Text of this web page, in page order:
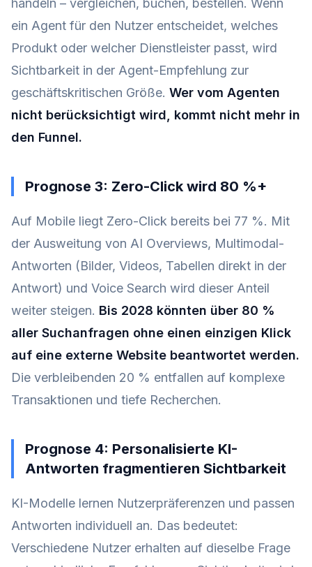
handeln – vergleichen, buchen, bestellen. Wenn
ein Agent für den Nutzer entscheidet, welches
Produkt oder welcher Dienstleister passt, wird
Sichtbarkeit in der Agent-Empfehlung zur
geschäftskritischen Größe. Wer vom Agenten
nicht berücksichtigt wird, kommt nicht mehr in
den Funnel.
Prognose 3: Zero-Click wird 80 %+
Auf Mobile liegt Zero-Click bereits bei 77 %. Mit
der Ausweitung von AI Overviews, Multimodal-
Antworten (Bilder, Videos, Tabellen direkt in der
Antwort) und Voice Search wird dieser Anteil
weiter steigen. Bis 2028 könnten über 80 %
aller Suchanfragen ohne einen einzigen Klick
auf eine externe Website beantwortet werden.
Die verbleibenden 20 % entfallen auf komplexe
Transaktionen und tiefe Recherchen.
Prognose 4: Personalisierte KI-
Antworten fragmentieren Sichtbarkeit
KI-Modelle lernen Nutzerpräferenzen und passen
Antworten individuell an. Das bedeutet:
Verschiedene Nutzer erhalten auf dieselbe Frage